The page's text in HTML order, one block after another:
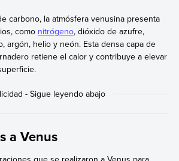
carbono, la atmósfera venusina presenta
como nitrógeno, dióxido de azufre,
argón, helio y neón. Esta densa capa de
retiene el calor y contribuye a elevar
a Venus